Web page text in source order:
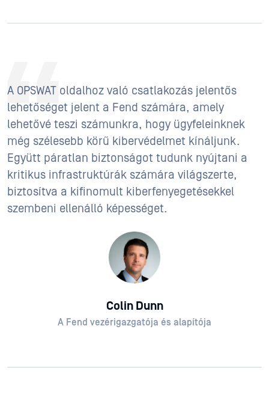
A OPSWAT oldalhoz való csatlakozás jelentős
lehetőséget jelent a Fend számára, amely
lehetővé teszi számunkra, hogy ügyfeleinknek
még szélesebb körű kibervédelmet kínáljunk.
Együtt páratlan biztonságot tudunk nyújtani a
kritikus infrastruktúrák számára világszerte,
biztosítva a kifinomult kiberfenyegetésekkel
szembeni ellenálló képességet.
Colin Dunn
A Fend vezérigazgatója és alapítója